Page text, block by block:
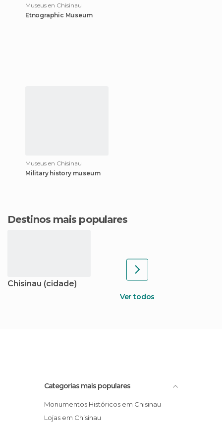
Museus en Chisinau
Etnographic Museum
Museus en Chisinau
Military history museum
Destinos mais populares
Chisinau (cidade)
Ver todos
Categorias mais populares
Monumentos Históricos em Chisinau
Lojas em Chisinau